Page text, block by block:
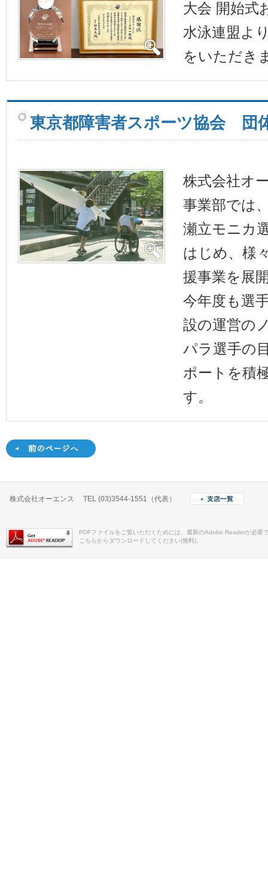
大会 開始式
水泳連盟よ
をいただき
東京都障害者スポーツ協会 団
株式会社オ
事業部では
瀬立モニカ
はじめ、様
援事業を展
今年度も選
設の運営の
パラ選手の
ポートを積
す。
株式会社オーエンス TEL (03)3544-1551（代表）
PDFファイルをご覧いただくためには、最新のAdobe Readerが必要
こちらからダウンロードしてください(無料)。